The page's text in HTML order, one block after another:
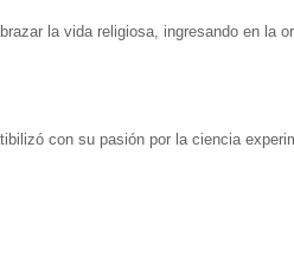
la vida religiosa, ingresando en la
con su pasión por la ciencia